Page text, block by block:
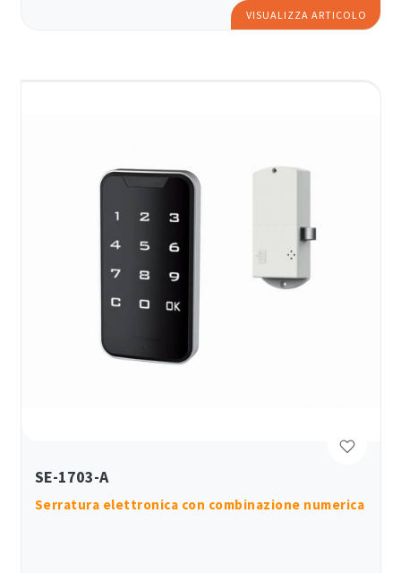
VISUALIZZA ARTICOLO
SE-1703-A
Serratura elettronica con combinazione numerica